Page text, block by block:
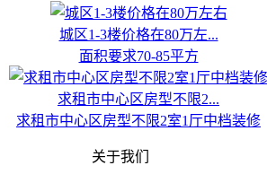
城区1-3楼价格在80万左...
面积要求70-85平方
求租市中心区房型不限2...
求租市中心区房型不限2室1厅中档装修
关于我们